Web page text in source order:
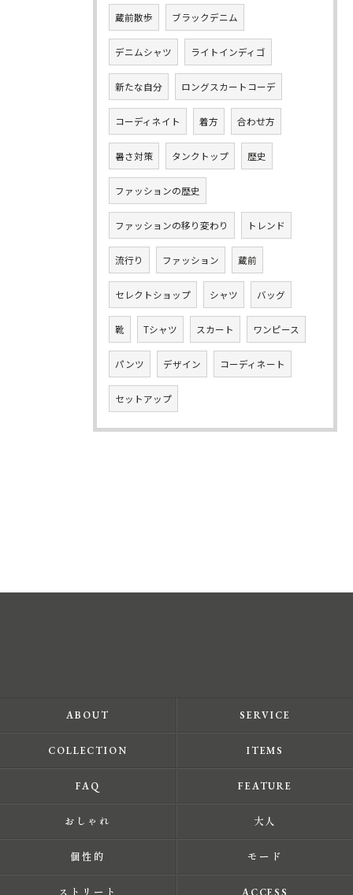
蔵前散歩 ブラックデニム
デニムシャツ ライトインディゴ
新たな自分 ロングスカートコーデ
コーディネイト 着方 合わせ方
暑さ対策 タンクトップ 歴史
ファッションの歴史
ファッションの移り変わり トレンド
流行り ファッション 蔵前
セレクトショップ シャツ バッグ
靴 Tシャツ スカート ワンピース
パンツ デザイン コーディネート
セットアップ
ABOUT SERVICE
COLLECTION ITEMS
FAQ FEATURE
おしゃれ 大人
個性的 モード
ストリート ACCESS